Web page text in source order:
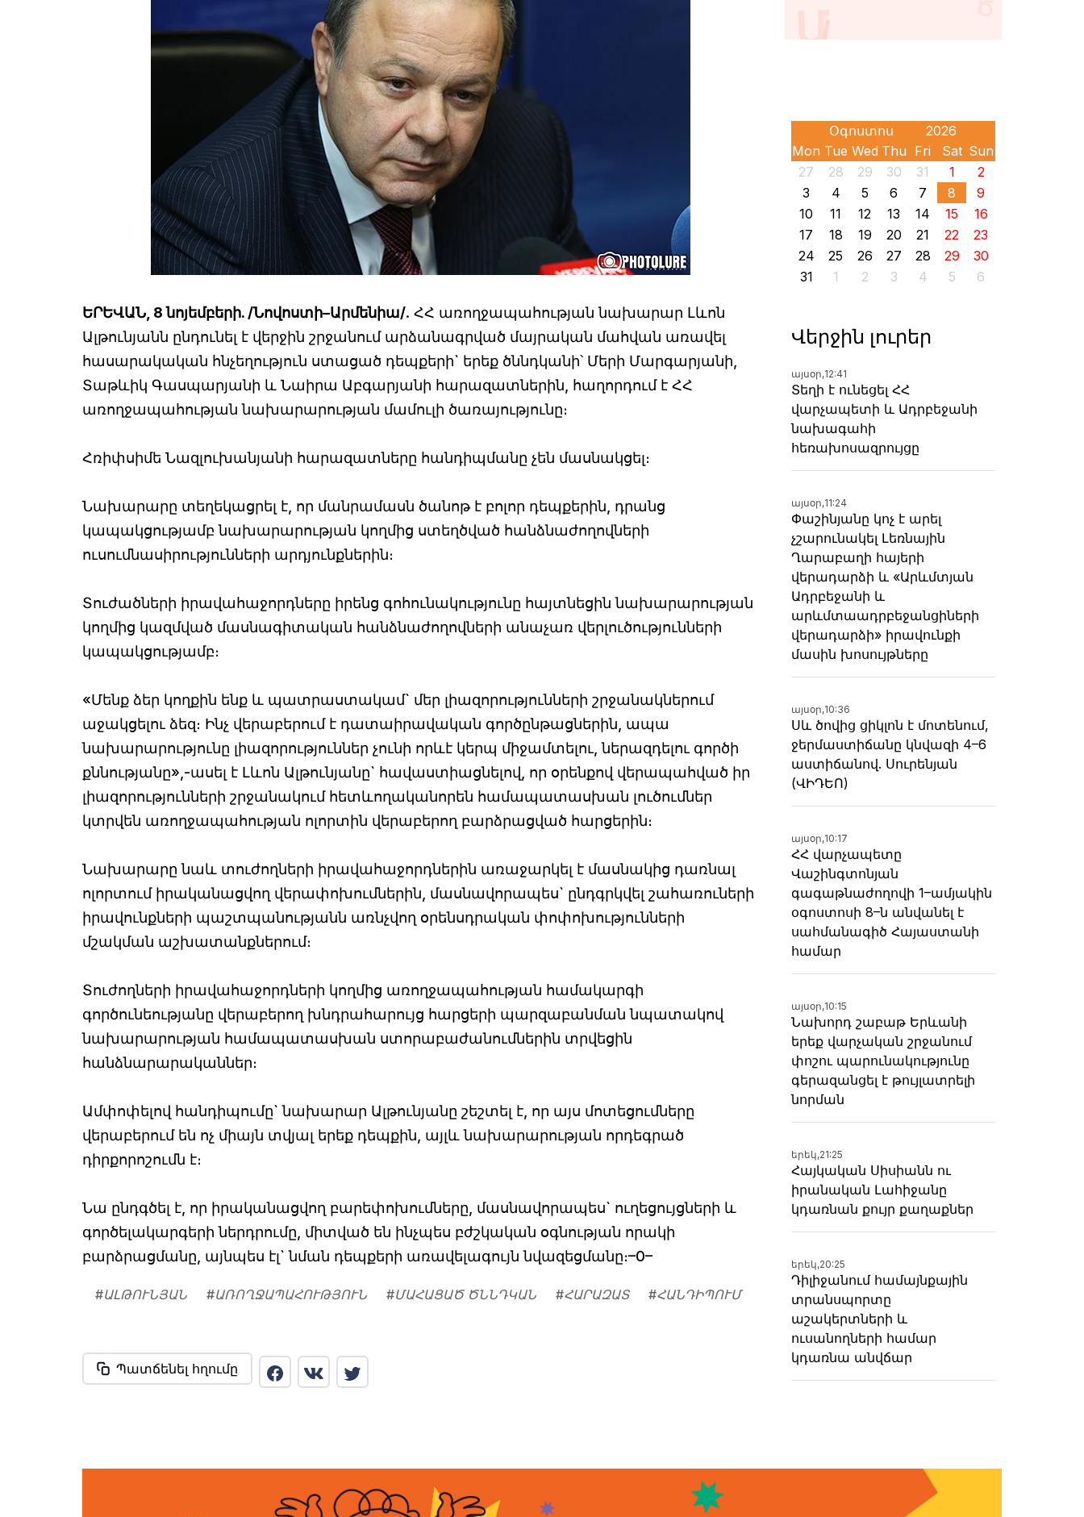
ԵՐԵՎԱՆ, 8 նոյեմբերի. /Նովոստի–Արմենիա/. ՀՀ առողջապահության նախարար Լևոն
Ալթունյանն ընդունել է վերջին շրջանում արձանագրված մայրական մահվան առավել
հասարակական հնչեղություն ստացած դեպքերի` երեք ծննդկանի՝ Մերի Մարգարյանի,
Տաթևիկ Գասպարյանի և Նաիրա Աբգարյանի հարազատներին, հաղորդում է ՀՀ
առողջապահության նախարարության մամուլի ծառայությունը։
Հռիփսիմե Նազլուխանյանի հարազատները հանդիպմանը չեն մասնակցել։
Նախարարը տեղեկացրել է, որ մանրամասն ծանոթ է բոլոր դեպքերին, դրանց
կապակցությամբ նախարարության կողմից ստեղծված հանձնաժողովների
ուսումնասիրությունների արդյունքներին։
Տուժածների իրավահաջորդները իրենց գոհունակությունը հայտնեցին նախարարության
կողմից կազմված մասնագիտական հանձնաժողովների անաչառ վերլուծությունների
կապակցությամբ։
«Մենք ձեր կողքին ենք և պատրաստակամ` մեր լիազորությունների շրջանակներում
աջակցելու ձեզ։ Ինչ վերաբերում է դատաիրավական գործընթացներին, ապա
նախարարությունը լիազորություններ չունի որևէ կերպ միջամտելու, ներազդելու գործի
քննությանը»,-ասել է Լևոն Ալթունյանը` հավաստիացնելով, որ օրենքով վերապահված իր
լիազորությունների շրջանակում հետևողականորեն համապատասխան լուծումներ
կտրվեն առողջապահության ոլորտին վերաբերող բարձրացված հարցերին։
Նախարարը նաև տուժողների իրավահաջորդներին առաջարկել է մասնակից դառնալ
ոլորտում իրականացվող վերափոխումներին, մասնավորապես` ընդգրկվել շահառուների
իրավունքների պաշտպանությանն առնչվող օրենսդրական փոփոխությունների
մշակման աշխատանքներում։
Տուժողների իրավահաջորդների կողմից առողջապահության համակարգի
գործունեությանը վերաբերող խնդրահարույց հարցերի պարզաբանման նպատակով
նախարարության համապատասխան ստորաբաժանումներին տրվեցին
հանձնարարականներ։
Ամփոփելով հանդիպումը` նախարար Ալթունյանը շեշտել է, որ այս մոտեցումները
վերաբերում են ոչ միայն տվյալ երեք դեպքին, այլև նախարարության որդեգրած
դիրքորոշումն է։
Նա ընդգծել է, որ իրականացվող բարեփոխումները, մասնավորապես` ուղեցույցների և
գործելակարգերի ներդրումը, միտված են ինչպես բժշկական օգնության որակի
բարձրացմանը, այնպես էլ` նման դեպքերի առավելագույն նվազեցմանը։–0–
#ԱԼԹՈՒՆՅԱՆ #ԱՌՈՂՋԱՊԱՀՈՒԹՅՈՒՆ #ՄԱՀԱՑԱԾ ԾՆՆԴԿԱՆ #ՀԱՐԱԶԱՏ #ՀԱՆԴԻՊՈՒՄ
Պատճենել հղումը
Mon Tue Wed Thu Fri Sat Sun
27
28 29 30 31 1
2
3
4 5 6 7 8
9
10
11 12 13 14 15
16
17
18 19 20 21 22
23
24
25 26 27 28 29
30
31
1 2 3 4 5 6
Վերջին լուրեր
այսօր,12:41
Տեղի է ունեցել ՀՀ
վարչապետի և Ադրբեջանի
նախագահի
հեռախոսազրույցը
այսօր,11:24
Փաշինյանը կոչ է արել
չշարունակել Լեռնային
Ղարաբաղի հայերի
վերադարձի և «Արևմտյան
Ադրբեջանի և
արևմտաադրբեջանցիների
վերադարձի» իրավունքի
մասին խոսույթները
այսօր,10:36
Սև ծովից ցիկլոն է մոտենում,
ջերմաստիճանը կնվազի 4–6
աստիճանով. Սուրենյան
(ՎԻԴԵՈ)
այսօր,10:17
ՀՀ վարչապետը
Վաշինգտոնյան
գագաթնաժողովի 1–ամյակին
օգոստոսի 8–ն անվանել է
սահմանագիծ Հայաստանի
համար
այսօր,10:15
Նախորդ շաբաթ Երևանի
երեք վարչական շրջանում
փոշու պարունակությունը
գերազանցել է թույլատրելի
նորման
երեկ,21:25
Հայկական Սիսիանն ու
իրանական Լահիջանը
կդառնան քույր քաղաքներ
երեկ,20:25
Դիլիջանում համայնքային
տրանսպորտը
աշակերտների և
ուսանողների համար
կդառնա անվճար